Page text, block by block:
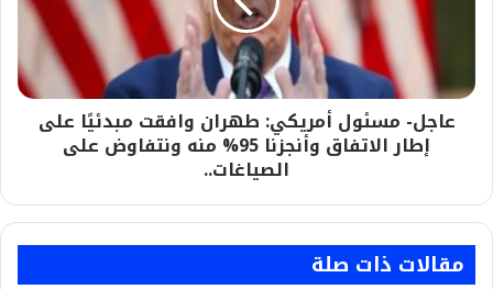
الاتفاق
وأنجزنا
على
عاجل- مسئول أمريكي: طهران وافقت مبدئيًا على
إطار الاتفاق وأنجزنا 95% منه ونتفاوض على
الصياغات..
مقالات ذات صلة